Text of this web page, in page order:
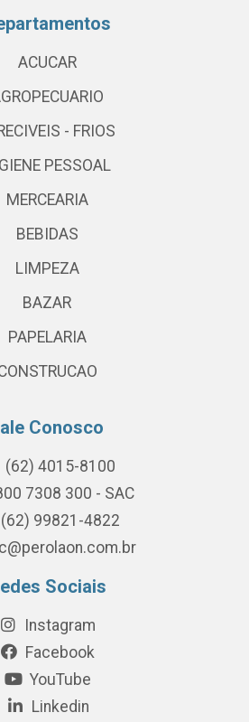
ACUCAR
- FRIOS
PESSOAL
MERCEARIA
BEBIDAS
LIMPEZA
BAZAR
PAPELARIA
Conosco
(62) 4015-8100
7308 300 - SAC
(62) 99821-4822
Sociais
Instagram
Facebook
YouTube
Linkedin